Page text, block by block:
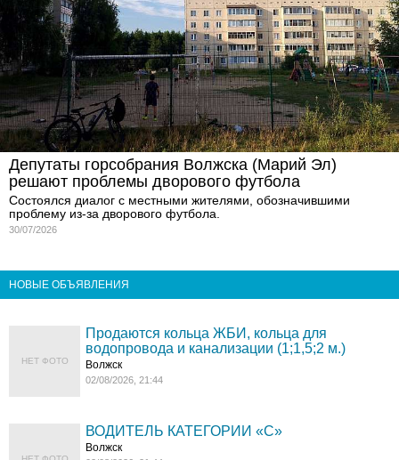
Депутаты горсобрания Волжска (Марий Эл)
решают проблемы дворового футбола
Состоялся диалог с местными жителями, обозначившими
проблему из-за дворового футбола.
30/07/2026
НОВЫЕ ОБЪЯВЛЕНИЯ
НЕТ ФОТО
Продаются кольца ЖБИ, кольца для
водопровода и канализации (1;1,5;2 м.)
Волжск
02/08/2026, 21:44
ВОДИТЕЛЬ КАТЕГОРИИ «C»
Волжск